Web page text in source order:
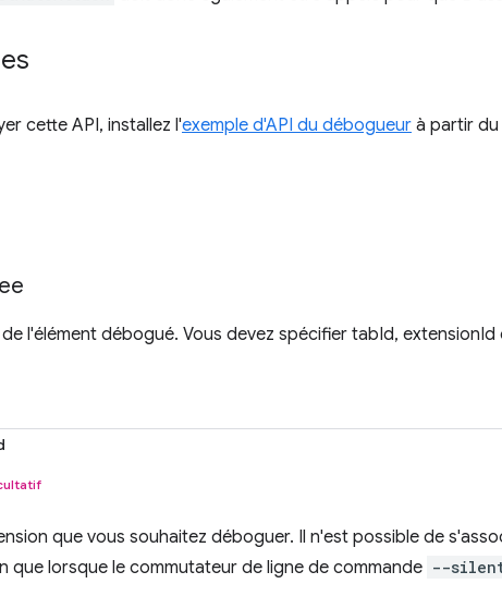
cette API, installez l'exemple d'API du débogueur à partir
l'élément débogué. Vous devez spécifier tabId,
que vous souhaitez déboguer. Il n'est possible de
que lorsque le commutateur de ligne de commande --